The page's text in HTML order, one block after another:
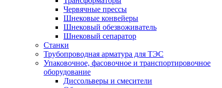
Червячные прессы
Шнековые конвейеры
Шнековый обезвоживатель
Шнековый сепаратор
Станки
Трубопроводная арматура для ТЭС
Упаковочное, фасовочное и транспортировочное
оборудование
Диссольверы и смесители